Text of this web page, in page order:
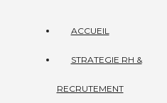
ACCUEIL
STRATEGIE RH &
RECRUTEMENT